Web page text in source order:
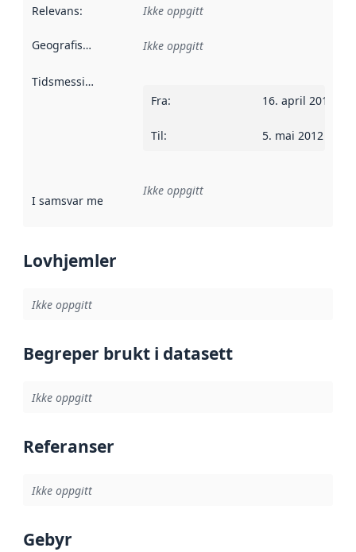
Relevans: Ikke oppgitt
Geografisk avgrensning :
Ikke oppgitt
Tidsmessig avgrensning
Fra: 16. april 2012
Til: 5. mai 2012
I samsvar med Referanse til en implementasjonsregel
Ikke oppgitt
Lovhjemler
Ikke oppgitt
Begreper brukt i datasett
Ikke oppgitt
Referanser
Ikke oppgitt
Gebyr